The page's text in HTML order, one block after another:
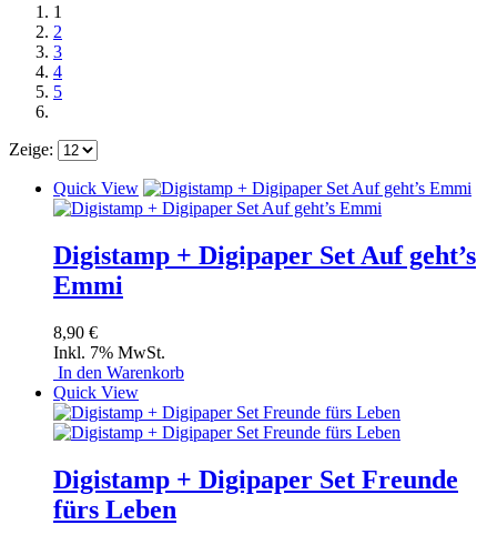
1
2
3
4
5
Zeige:
Quick View
Digistamp + Digipaper Set Auf geht’s
Emmi
8,90 €
Inkl. 7% MwSt.
In den Warenkorb
Quick View
Digistamp + Digipaper Set Freunde
fürs Leben